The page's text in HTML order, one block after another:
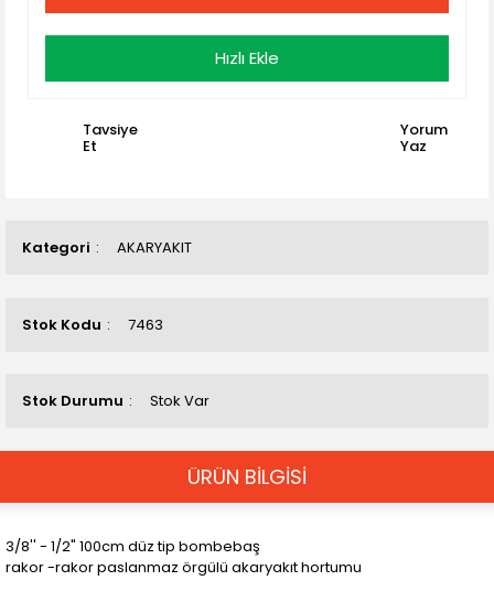
Kategori AKARYAKIT
Stok Kodu 7463
Stok Durumu Stok Var
Hızlı Ekle
Tavsiye
Et
Yorum
Yaz
ÜRÜN BİLGİSİ
3/8'' - 1/2" 100cm düz tip bombebaş
rakor -rakor paslanmaz örgülü akaryakıt hortumu